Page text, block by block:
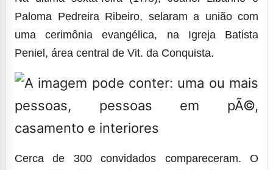
Paloma Pedreira Ribeiro, selaram a união com
uma cerimônia evangélica, na Igreja Batista
Peniel, área central de Vit. da Conquista.
Cerca de 300 convidados compareceram. O